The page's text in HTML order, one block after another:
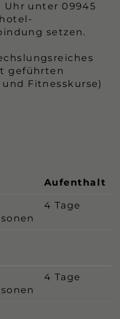
Uhr unter 09945
setzen.
geführten
Fitnesskurse)
Aufenthalt
4 Tage
4 Tage